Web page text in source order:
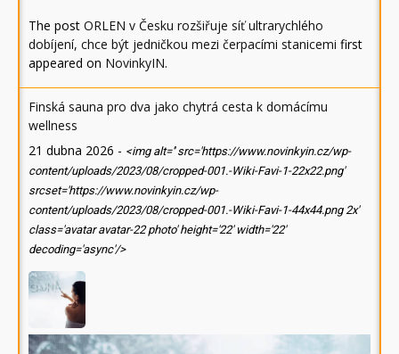
The post ORLEN v Česku rozšiřuje síť ultrarychlého
dobíjení, chce být jedničkou mezi čerpacími stanicemi first
appeared on NovinkyIN.
Finská sauna pro dva jako chytrá cesta k domácímu
wellness
21 dubna 2026 - <img alt='' src='https://www.novinkyin.cz/wp-
content/uploads/2023/08/cropped-001.-Wiki-Favi-1-22x22.png'
srcset='https://www.novinkyin.cz/wp-
content/uploads/2023/08/cropped-001.-Wiki-Favi-1-44x44.png 2x'
class='avatar avatar-22 photo' height='22' width='22'
decoding='async'/>